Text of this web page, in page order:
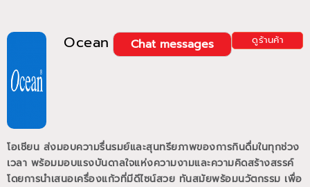
Ocean ดูร้านค้า
Chat messages
โอเชียน ส่งมอบความรื่นรมย์และสุนทรียภาพของการกินดื่มในทุกช่วง
เวลา พร้อมมอบแรงบันดาลใจแห่งความงามและความคิดสร้างสรรค์
โดยการนำเสนอเครื่องแก้วที่มีดีไซน์สวย ทันสมัยพร้อมนวัตกรรม เพื่อ